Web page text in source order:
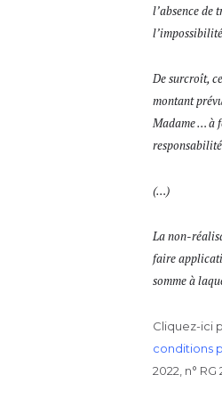
l’absence de
De surcroît,
montant
Madame … à
(…)
La non-
faire
somme à
Cliquez-ici
conditions
2022, n° RG